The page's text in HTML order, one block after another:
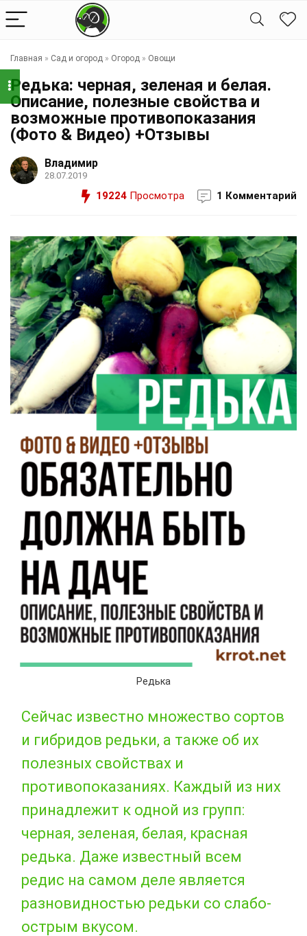
Главная » Сад и огород » Огород » Овощи
Редька: черная, зеленая и белая.
Описание, полезные свойства и
возможные противопоказания
(Фото & Видео) +Отзывы
Владимир
28.07.2019
19224 Просмотра 1 Комментарий
Редька
Сейчас известно множество сортов
и гибридов редьки, а также об их
полезных свойствах и
противопоказаниях. Каждый из них
принадлежит к одной из групп:
черная, зеленая, белая, красная
редька. Даже известный всем
редис на самом деле является
разновидностью редьки со слабо-
острым вкусом.